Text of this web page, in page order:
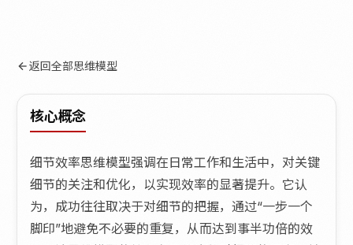
返回全部思维模型
核心概念
细节效率思维模型强调在日常工作和生活中，对关键
细节的关注和优化，以实现效率的显著提升。它认
为，成功往往取决于对细节的把握，通过“一步一个
脚印”地避免不必要的重复，从而达到事半功倍的效